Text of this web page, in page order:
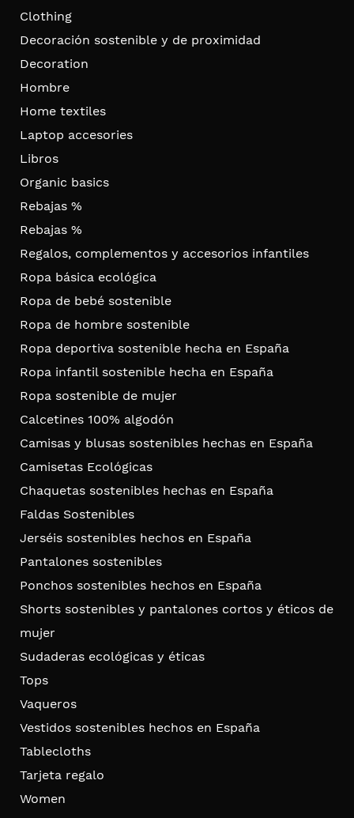
Clothing
Decoración sostenible y de proximidad
Decoration
Hombre
Home textiles
Laptop accesories
Libros
Organic basics
Rebajas %
Rebajas %
Regalos, complementos y accesorios infantiles
Ropa básica ecológica
Ropa de bebé sostenible
Ropa de hombre sostenible
Ropa deportiva sostenible hecha en España
Ropa infantil sostenible hecha en España
Ropa sostenible de mujer
Calcetines 100% algodón
Camisas y blusas sostenibles hechas en España
Camisetas Ecológicas
Chaquetas sostenibles hechas en España
Faldas Sostenibles
Jerséis sostenibles hechos en España
Pantalones sostenibles
Ponchos sostenibles hechos en España
Shorts sostenibles y pantalones cortos y éticos de
mujer
Sudaderas ecológicas y éticas
Tops
Vaqueros
Vestidos sostenibles hechos en España
Tablecloths
Tarjeta regalo
Women